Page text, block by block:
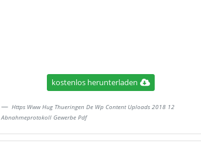
kostenlos herunterladen
Https Www Hug Thueringen De Wp Content Uploads 2018 12
Abnahmeprotokoll Gewerbe Pdf